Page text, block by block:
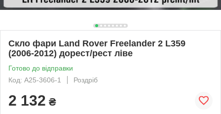
Скло фари Land Rover Freelander 2 L359
(2006-2012) дорест/рест ліве
Готово до відправки
Код: A25-3606-1
Роздріб
2 132 ₴